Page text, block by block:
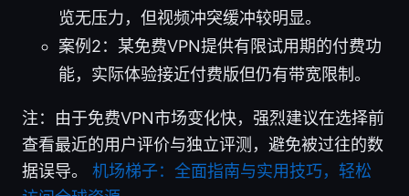
览无压力，但视频冲突缓冲较明显。
案例2：某免费VPN提供有限试用期的付费功
能，实际体验接近付费版但仍有带宽限制。
注：由于免费VPN市场变化快，强烈建议在选择前
查看最近的用户评价与独立评测，避免被过往的数
据误导。 机场梯子：全面指南与实用技巧，轻松